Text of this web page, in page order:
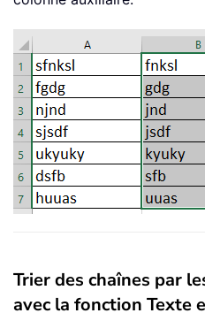
Trier des chaînes par
avec la fonction Texte